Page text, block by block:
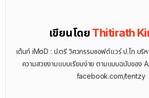
เขียนโดย Thitirath
เต้นท์ iMoD : ป.ตรี วิศวกรรมซอฟต์แวร์ ป.โท บริ
ความสวยงามแบบเรียบง่าย ตามแบบฉบับของ
facebook.com/tentzy